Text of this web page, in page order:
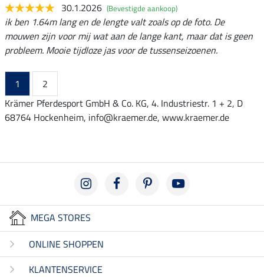
30.1.2026 (Bevestigde aankoop)
ik ben 1.64m lang en de lengte valt zoals op de foto. De
mouwen zijn voor mij wat aan de lange kant, maar dat is geen
probleem. Mooie tijdloze jas voor de tussenseizoenen.
1
2
Krämer Pferdesport GmbH & Co. KG, 4. Industriestr. 1 + 2, D
68764 Hockenheim, info@kraemer.de, www.kraemer.de
MEGA STORES
ONLINE SHOPPEN
KLANTENSERVICE